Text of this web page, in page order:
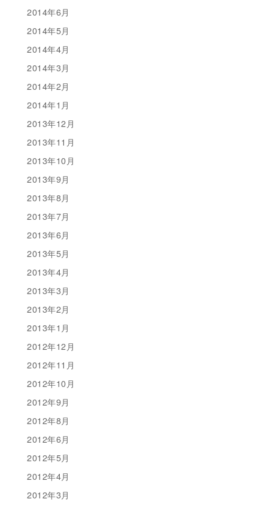
2014年6月
2014年5月
2014年4月
2014年3月
2014年2月
2014年1月
2013年12月
2013年11月
2013年10月
2013年9月
2013年8月
2013年7月
2013年6月
2013年5月
2013年4月
2013年3月
2013年2月
2013年1月
2012年12月
2012年11月
2012年10月
2012年9月
2012年8月
2012年6月
2012年5月
2012年4月
2012年3月